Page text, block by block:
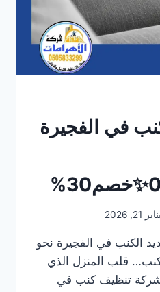
في الفجيرة
يناير 21, 2026
الكنب في الفجيرة نحو
قلب المنزل الذي
شركة تنظيف كنب في